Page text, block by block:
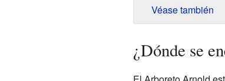
Véase también
¿Dónde se